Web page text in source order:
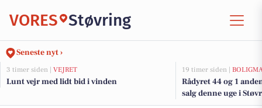
VORES Støvring
Seneste nyt ›
3 timer siden | VEJRET
Lunt vejr med lidt bid i vinden
19 timer siden |
Rådyret 44 og 1
salg denne uge i